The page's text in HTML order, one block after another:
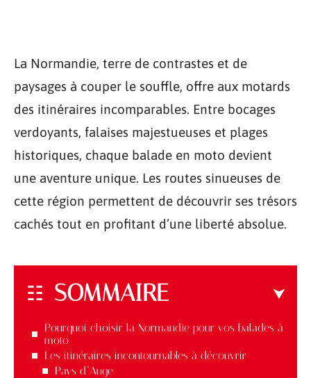
La Normandie, terre de contrastes et de
paysages à couper le souffle, offre aux motards
des itinéraires incomparables. Entre bocages
verdoyants, falaises majestueuses et plages
historiques, chaque balade en moto devient
une aventure unique. Les routes sinueuses de
cette région permettent de découvrir ses trésors
cachés tout en profitant d’une liberté absolue.
SOMMAIRE
Pourquoi choisir la Normandie pour vos balades à
moto
Les itinéraires incontournables à découvrir
Pays d’Auge